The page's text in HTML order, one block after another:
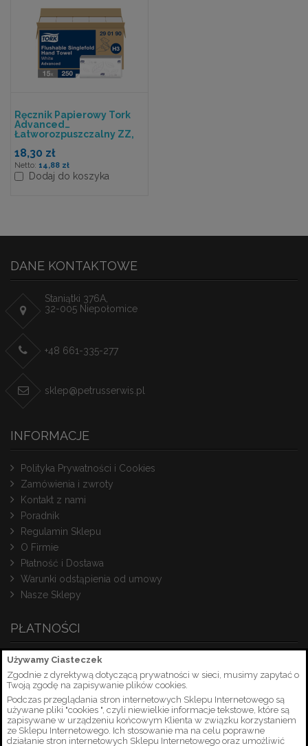
Używamy Ciasteczek
Zgodnie z dyrektywą dotyczącą prywatności w sieci, musimy zapytać o
Twoją zgodę na zapisywanie plików cookies.
Podczas przeglądania stron internetowych Sklepu Internetowego są
używane pliki "cookies ", czyli niewielkie informacje tekstowe, które są
zapisywane w urządzeniu końcowym Klienta w związku korzystaniem
ze Sklepu Internetowego. Ich stosowanie ma na celu poprawne
działanie stron internetowych Sklepu Internetowego oraz umożliwić
Ręcznik Papierowy Tork
Advanced
Łatworozpuszczalny ZZ,
Szt./kart.(15X250)H3
18,30 zł
14,88 zł
Dodaj do koszyka
DANE KONTAKTOWE
Staniątki 376A,
32-005 Niepołomice
+48 661-335-277
sklep@petrusserwis.pl
INFORMACJE
Polityka Prywatności i Cookies
Zamówienia i zwroty
Kontakt z nami
Poradnik
Regulamin Sklepu
O Firmie
Płatność i Dostawa
Warunki odstąpienia od umowy
Nasze Sklepy
PŁATNOŚCI